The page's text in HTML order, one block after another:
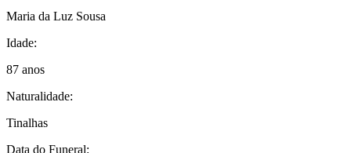
Maria da Luz Sousa
Idade:
87 anos
Naturalidade:
Tinalhas
Data do Funeral: